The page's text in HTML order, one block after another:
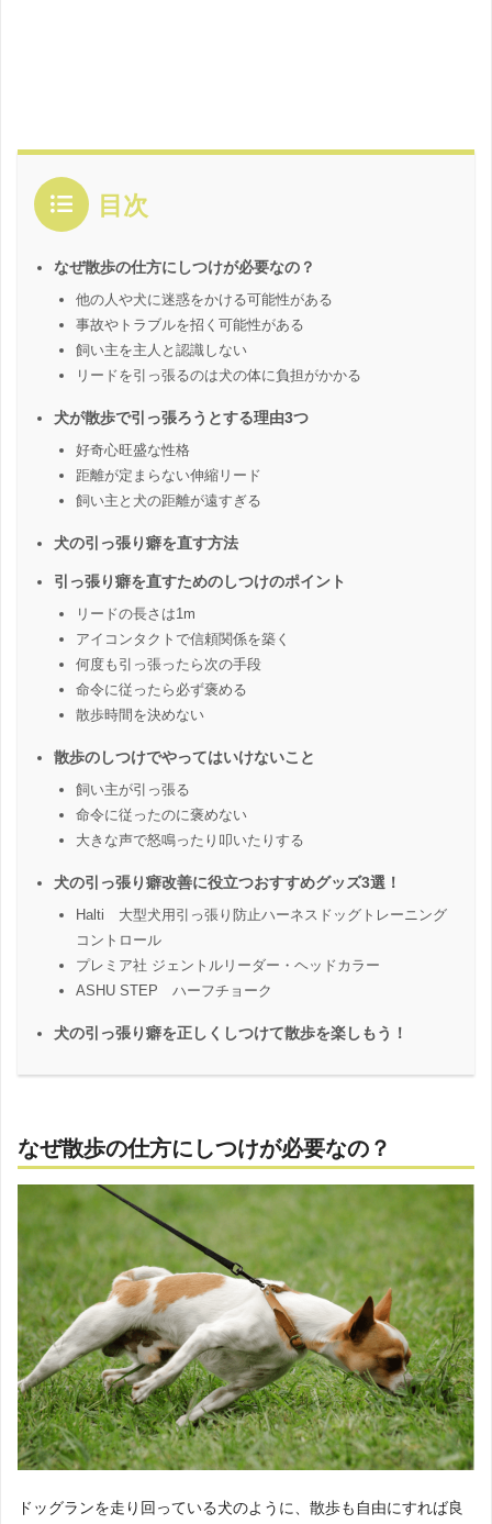
目次
なぜ散歩の仕方にしつけが必要なの？
他の人や犬に迷惑をかける可能性がある
事故やトラブルを招く可能性がある
飼い主を主人と認識しない
リードを引っ張るのは犬の体に負担がかかる
犬が散歩で引っ張ろうとする理由3つ
好奇心旺盛な性格
距離が定まらない伸縮リード
飼い主と犬の距離が遠すぎる
犬の引っ張り癖を直す方法
引っ張り癖を直すためのしつけのポイント
リードの長さは1m
アイコンタクトで信頼関係を築く
何度も引っ張ったら次の手段
命令に従ったら必ず褒める
散歩時間を決めない
散歩のしつけでやってはいけないこと
飼い主が引っ張る
命令に従ったのに褒めない
大きな声で怒鳴ったり叩いたりする
犬の引っ張り癖改善に役立つおすすめグッズ3選！
Halti 大型犬用引っ張り防止ハーネスドッグトレーニング
コントロール
プレミア社 ジェントルリーダー・ヘッドカラー
ASHU STEP ハーフチョーク
犬の引っ張り癖を正しくしつけて散歩を楽しもう！
なぜ散歩の仕方にしつけが必要なの？
ドッグランを走り回っている犬のように、散歩も自由にすれば良